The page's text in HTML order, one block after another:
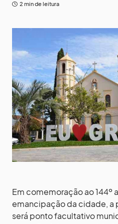
2 min de leitura
Em comemoração ao 144º
emancipação da cidade, a
será ponto facultativo